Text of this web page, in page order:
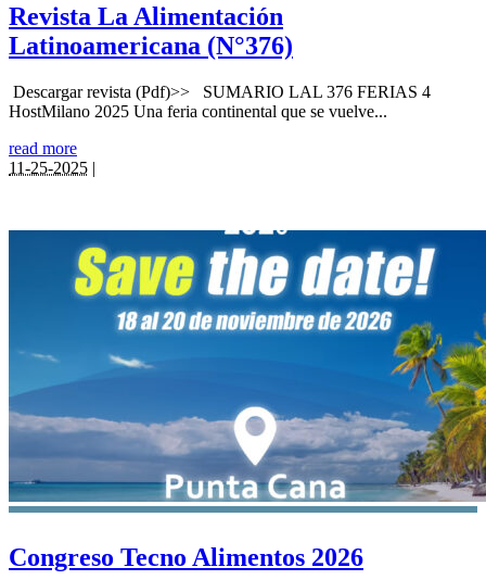
Revista La Alimentación
Latinoamericana (N°376)
Descargar revista (Pdf)>> SUMARIO LAL 376 FERIAS 4
HostMilano 2025 Una feria continental que se vuelve...
read more
11-25-2025 |
Congreso Tecno Alimentos 2026